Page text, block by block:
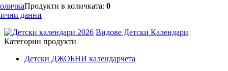
Продукти в количката: 0
данни
Видове Детски Календари
Категории продукти
Детски ДЖОБНИ календарчета